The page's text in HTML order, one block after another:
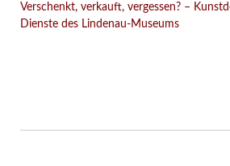
Verschenkt, verkauft, vergessen? –
Dienste des Lindenau-Museums